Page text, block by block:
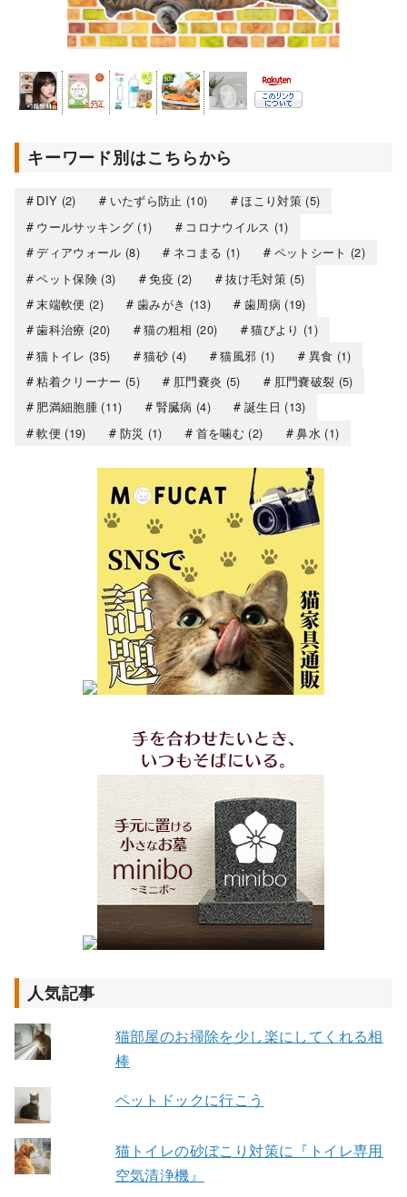
キーワード別はこちらから
DIY (2) いたずら防止 (10) ほこり対策(5)
ウールサッキング(1) コロナウイルス (1)
ディアウォール (8) ネコまる (1) ペットシート (2)
ペット保険(3) 免疫 (2) 抜け毛対策(5)
末端軟便 (2) 歯みがき (13) 歯周病 (19)
歯科治療 (20) 猫の粗相 (20) 猫びより (1)
猫トイレ (35) 猫砂(4) 猫風邪 (1) 異食 (1)
粘着クリーナー (5) 肛門嚢炎 (5) 肛門嚢破裂 (5)
肥満細胞腫(11) 腎臓病 (4) 誕生日 (13)
軟便 (19) 防災 (1) 首を噛む (2) 鼻水 (1)
人気記事
猫部屋のお掃除を少し楽にしてくれる相
棒
ペットドックに行こう
猫トイレの砂ぼこり対策に『トイレ専用
空気清浄機』